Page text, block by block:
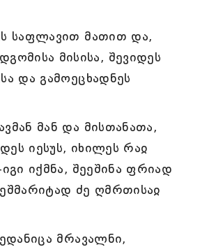
საფლავით მათით და,
მისისა, შევიდეს
და გამოეცხადნეს
მან და მისთანათა,
იესუს, იხილეს რაჲ
იქმნა, შეეშინა ფრიად
ძე ღმრთისაჲ
მრავალნი,